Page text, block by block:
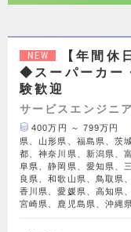
NEW
【年間休
◆スーパーカー
験歓迎
サービスエンジニ
400万円 ～ 799万円
県、山形県、福島県、茨
都、神奈川県、新潟県、
阜県、静岡県、愛知県、
良県、和歌山県、鳥取県
香川県、愛媛県、高知県
宮崎県、鹿児島県、沖縄